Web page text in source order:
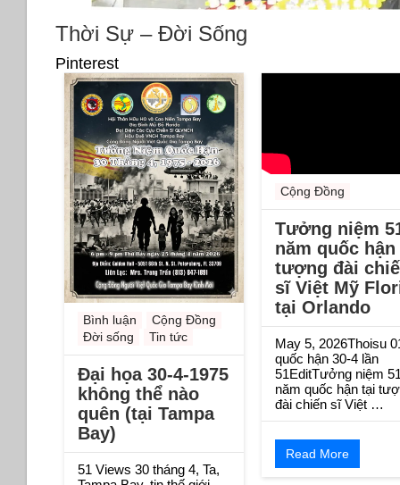
Thời Sự – Đời Sống
Pinterest
Bình luận
Cộng Đồng
Đời sống
Tin tức
Đại họa 30-4-1975
không thể nào
quên (tại Tampa
Bay)
51 Views 30 tháng 4, Ta,
Cộng Đồng
Tưởng niệm
năm quốc
tượng đài
sĩ Việt Mỹ
tại Orlando
May 5, 2026Thoisu
quốc hận 30-4 lần
51EditTưởng niệm
năm quốc hận tại
đài chiến sĩ Việt …
Read More